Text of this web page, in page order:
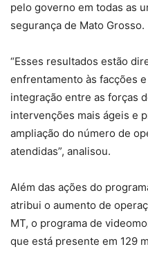
pelo governo em todas as
segurança de Mato Grosso.
“Esses resultados estão
enfrentamento às facções
integração entre as forças
intervenções mais ágeis e
ampliação do número de
atendidas”, analisou.
Além das ações do
atribui o aumento de
MT, o programa de
que está presente em 129